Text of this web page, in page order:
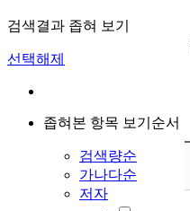
검색결과 좁혀 보기
선택해제
좁혀본 항목 보기순서
검색량순
가나다순
저자